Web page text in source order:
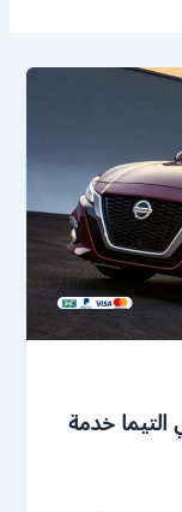
كهربائي التيما خدمة